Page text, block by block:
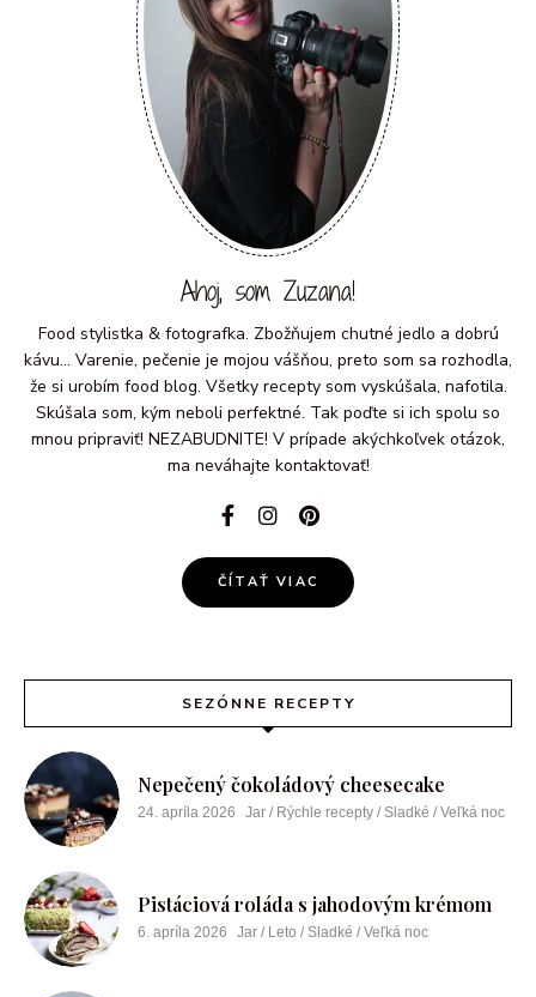
Ahoj, som Zuzana!
Food stylistka & fotografka. Zbožňujem chutné jedlo a dobrú
kávu... Varenie, pečenie je mojou vášňou, preto som sa rozhodla,
že si urobím food blog. Všetky recepty som vyskúšala, nafotila.
Skúšala som, kým neboli perfektné. Tak poďte si ich spolu so
mnou pripraviť! NEZABUDNITE! V prípade akýchkoľvek otázok,
ma neváhajte kontaktovať!
ČÍTAŤ VIAC
SEZÓNNE RECEPTY
Nepečený čokoládový cheesecake
24. apríla 2026 Jar / Rýchle recepty / Sladké / Veľká noc
Pistáciová roláda s jahodovým krémom
6. apríla 2026 Jar / Leto / Sladké / Veľká noc